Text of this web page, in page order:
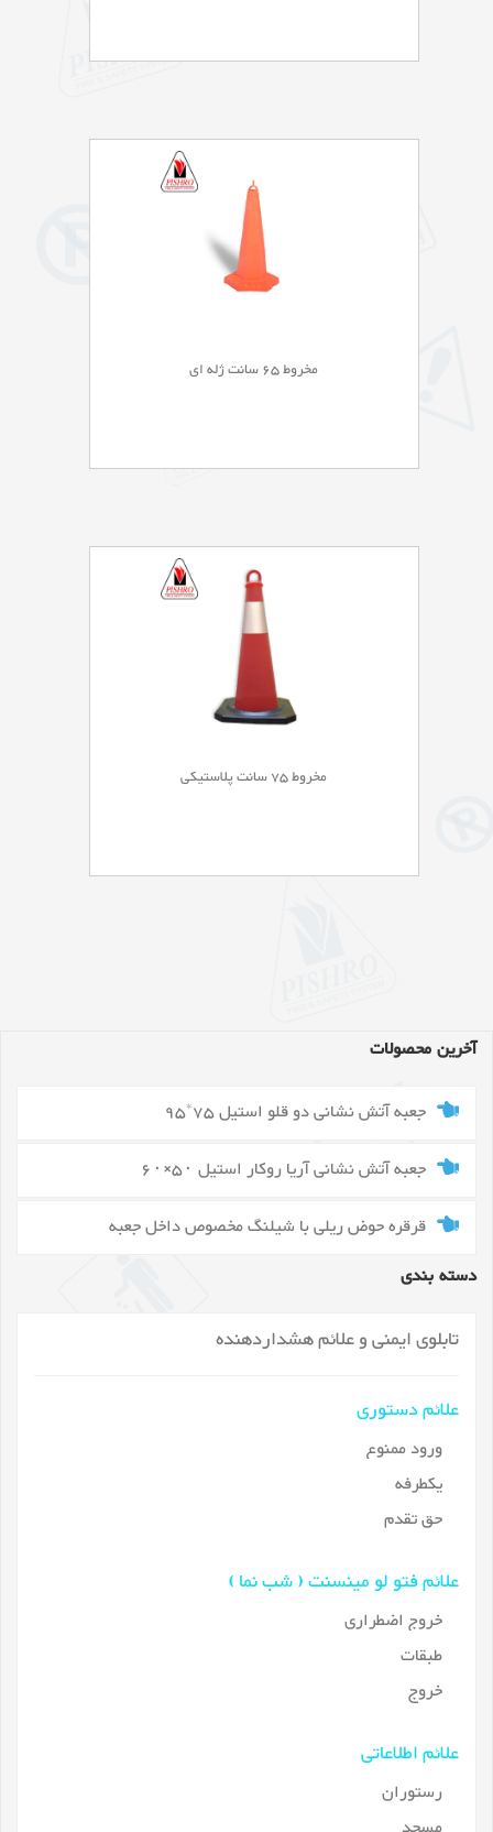
مخروط 65 سانت ژله ای
مخروط 75 سانت پلاستیکی
آخرین محصولات
جعبه آتش نشانی دو قلو استیل 75*95
جعبه آتش نشانی آریا روکار استیل ۵۰×۶۰
قرقره حوض ریلی با شیلنگ مخصوص داخل جعبه
دسته بندی
تابلوی ایمنی و علائم هشداردهنده
علائم دستوری
ورود ممنوع
یکطرفه
حق تقدم
علائم فتو لو مینسنت ( شب نما )
خروج اضطراری
طبقات
خروج
علائم اطلاعاتی
رستوران